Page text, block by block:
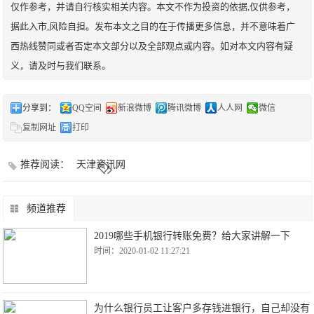
仅作参考，并请自行核实相关内容。本文不作为投资的依据,仅供参考，
据此入市,风险自担。发布本文之目的在于传播更多信息，并不意味着广
西热线赞同或者否定本文部分以及全部观点或内容。如对本文内容有疑
义，请及时与我们联系。
分享到： QQ空间 新浪微博 腾讯微博 人人网
微信
复制网址
打印
推荐阅读： 天津资讯网
频道推荐
2019哪些手机银行转账免费？给大家讲解一下
时间：2020-01-02 11:27:21
为什么银行员工让客户多存钱进银行，自己却没有